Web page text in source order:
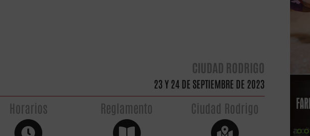
CIUDAD RODRIGO
23 Y 24 DE SEPTIEMBRE DE 2023
Horarios Reglamento Ciudad Rodrigo